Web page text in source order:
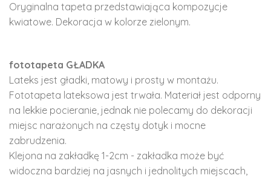
Oryginalna tapeta przedstawiająca kompozycje
kwiatowe. Dekoracja w kolorze zielonym.
fototapeta GŁADKA
Lateks jest gładki, matowy i prosty w montażu.
Fototapeta lateksowa jest trwała. Materiał jest odporny
na lekkie pocieranie, jednak nie polecamy do dekoracji
miejsc narażonych na częsty dotyk i mocne
zabrudzenia.
Klejona na zakładkę 1-2cm - zakładka może być
widoczna bardziej na jasnych i jednolitych miejscach,